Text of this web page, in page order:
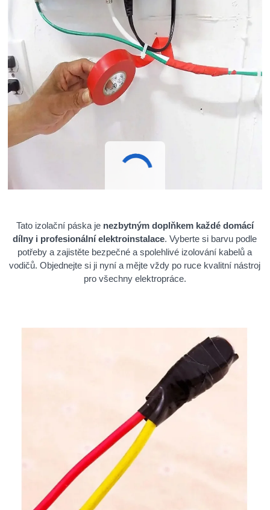
Tato izolační páska je nezbytným doplňkem každé domácí
dílny i profesionální elektroinstalace. Vyberte si barvu podle
potřeby a zajistěte bezpečné a spolehlivé izolování kabelů a
vodičů. Objednejte si ji nyní a mějte vždy po ruce kvalitní nástroj
pro všechny elektropráce.